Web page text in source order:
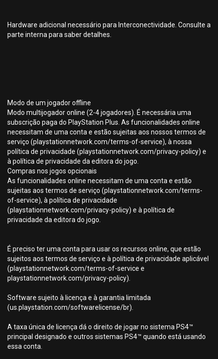
Hardware adicional necessário para Interconectividade. Consulte a
parte interna para saber detalhes.
Modo de um jogador offline
Modo multijogador online (2-4 jogadores). É necessária uma
subscrição paga do PlayStation Plus. As funcionalidades online
necessitam de uma conta e estão sujeitas aos nossos termos de
serviço (playstationnetwork.com/terms-of-service), à nossa
política de privacidade (playstationnetwork.com/privacy-policy) e
à política de privacidade da editora do jogo.
Compras nos jogos opcionais
As funcionalidades online necessitam de uma conta e estão
sujeitas aos termos de serviço (playstationnetwork.com/terms-
of-service), à política de privacidade
(playstationnetwork.com/privacy-policy) e à política de
privacidade da editora do jogo.
É preciso ter uma conta para usar os recursos online, que estão
sujeitos aos termos de serviço e à política de privacidade aplicável
(playstationnetwork.com/terms-of-service e
playstationnetwork.com/privacy-policy).
Software sujeito à licença e à garantia limitada
(us.playstation.com/softwarelicense/br).
A taxa única de licença dá o direito de jogar no sistema PS4™
principal designado e outros sistemas PS4™ quando está usando
essa conta.